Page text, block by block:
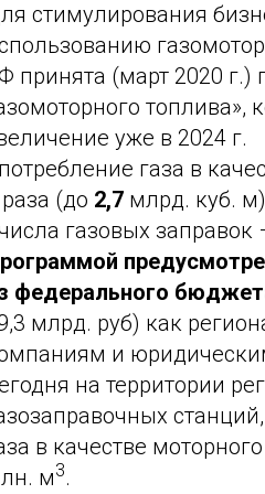
стимулирования
принята (март 2020
топлива»,
уже в 2024 г.
газа в
(до 2,7 млрд. куб.
газовых заправок
федерального
млрд. руб) как
и
на территории
в качестве
м3.